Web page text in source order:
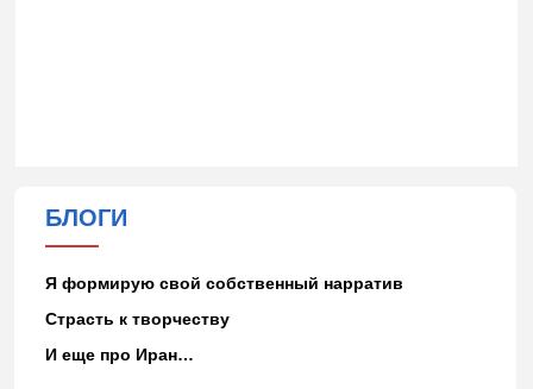
БЛОГИ
Я формирую свой собственный нарратив
Страсть к творчеству
И еще про Иран…